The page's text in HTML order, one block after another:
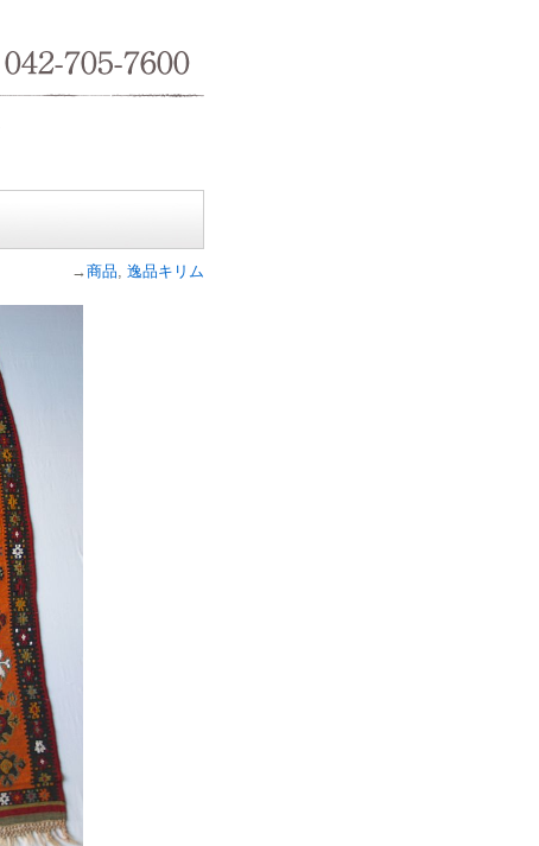
→商品, 逸品キリム